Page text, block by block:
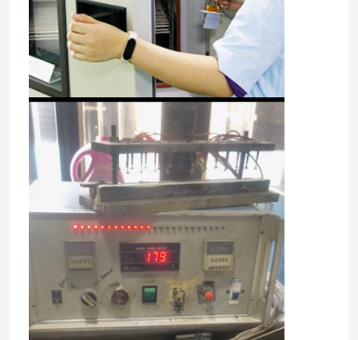
Σχετικά με εμάς
Επισκεψή εργοστασίου
Έλεγχος ποιότητας
Επικοινωνήστε μαζί μας
Υποθέσεις